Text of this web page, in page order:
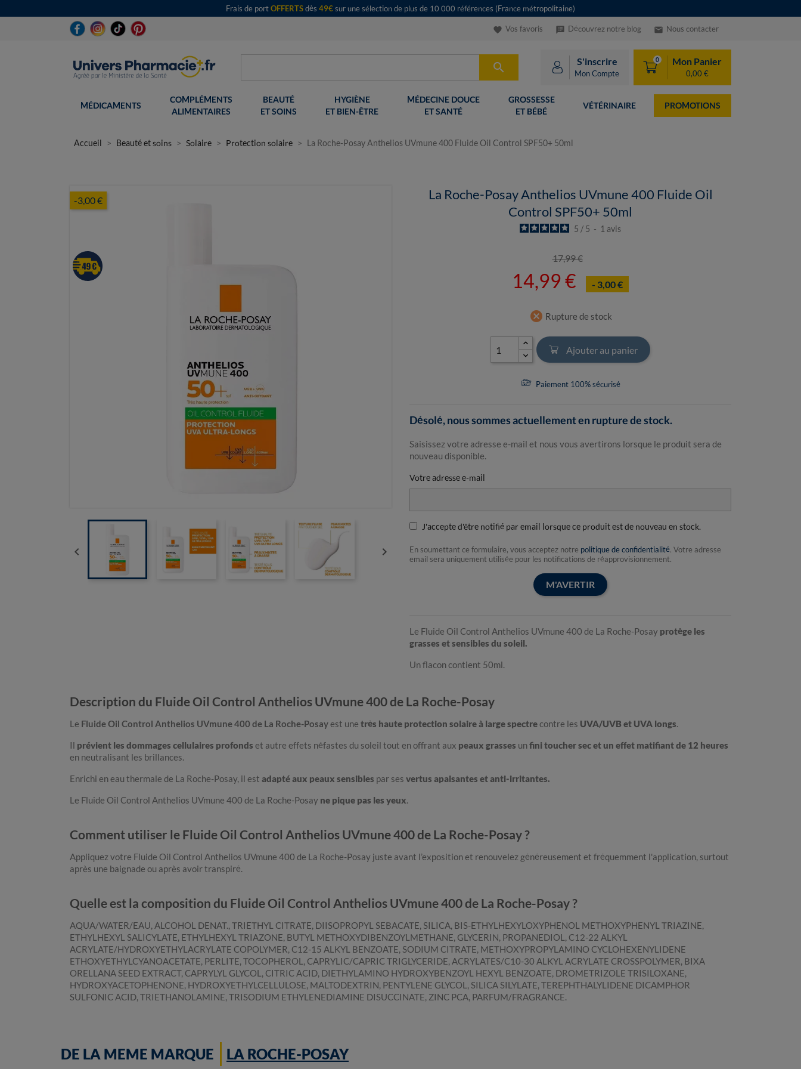
Frais de portOFFERTSdès 49€sur une sélection de plus de 10 000 références (France métropolitaine)
favorite Vos favoris speaker_notes Découvrez notre blog email Nous contacter
 S'inscrire
Mon Compte
0 Mon Panier
0,00 €
MÉDICAMENTS
COMPLÉMENTS
ALIMENTAIRES
BEAUTÉ
ET SOINS
HYGIÈNE
ET BIEN-ÊTRE
MÉDECINE DOUCE
ET SANTÉ
GROSSESSE
ET BÉBÉ
VÉTÉRINAIRE PROMOTIONS
Accueil Beauté et soins Solaire Protection solaire La Roche-Posay Anthelios UVmune 400 Fluide Oil Control SPF50+ 50ml
-3,00 €
 
La Roche-Posay Anthelios UVmune 400 Fluide Oil
Control SPF50+ 50ml
5 / 5 - 1 avis
17,99 €
14,99 € - 3,00 €
cancel Rupture de stock
Ajouter au panier
Paiement 100% sécurisé
Désolé, nous sommes actuellement en rupture de stock.
Saisissez votre adresse e-mail et nous vous avertirons lorsque le produit sera de
nouveau disponible.
Votre adresse e-mail
J'accepte d'être notifié par email lorsque ce produit est de nouveau en stock.
En soumettant ce formulaire, vous acceptez notre politique de confidentialité. Votre adresse
email sera uniquement utilisée pour les notifications de réapprovisionnement.
M'AVERTIR
Le Fluide Oil Control Anthelios UVmune 400 de La Roche-Posay protège les
grasses et sensibles du soleil.
Un flacon contient 50ml.
Description du Fluide Oil Control Anthelios UVmune 400 de La Roche-Posay
Le Fluide Oil Control Anthelios UVmune 400 de La Roche-Posayest une très haute protection solaire à large spectrecontre les UVA/UVB et UVA longs.
Il prévient les dommages cellulaires profonds et autre effets néfastes du soleil tout en offrant aux peaux grasses unfini toucher sec et un effet matifiant de 12 heures
en neutralisant les brillances.
Enrichi en eau thermale de La Roche-Posay, il est adapté aux peaux sensibles par ses vertus apaisantes et anti-irritantes.
Le Fluide Oil Control Anthelios UVmune 400 de La Roche-Posay ne pique pas les yeux.
Comment utiliser le Fluide Oil Control Anthelios UVmune 400 de La Roche-Posay ?
Appliquez votre Fluide Oil Control Anthelios UVmune 400 de La Roche-Posay juste avant l’exposition et renouvelez généreusement et fréquemment l'application, surtout
après une baignade ou après avoir transpiré.
Quelle est la composition du Fluide Oil Control Anthelios UVmune 400 de La Roche-Posay ?
AQUA/WATER/EAU, ALCOHOL DENAT., TRIETHYL CITRATE, DIISOPROPYL SEBACATE, SILICA, BIS-ETHYLHEXYLOXYPHENOL METHOXYPHENYL TRIAZINE,
ETHYLHEXYL SALICYLATE, ETHYLHEXYL TRIAZONE, BUTYL METHOXYDIBENZOYLMETHANE, GLYCERIN, PROPANEDIOL, C12-22 ALKYL
ACRYLATE/HYDROXYETHYLACRYLATE COPOLYMER, C12-15 ALKYL BENZOATE, SODIUM CITRATE, METHOXYPROPYLAMINO CYCLOHEXENYLIDENE
ETHOXYETHYLCYANOACETATE, PERLITE, TOCOPHEROL, CAPRYLIC/CAPRIC TRIGLYCERIDE, ACRYLATES/C10-30 ALKYL ACRYLATE CROSSPOLYMER, BIXA
ORELLANA SEED EXTRACT, CAPRYLYL GLYCOL, CITRIC ACID, DIETHYLAMINO HYDROXYBENZOYL HEXYL BENZOATE, DROMETRIZOLE TRISILOXANE,
HYDROXYACETOPHENONE, HYDROXYETHYLCELLULOSE, MALTODEXTRIN, PENTYLENE GLYCOL, SILICA SILYLATE, TEREPHTHALYLIDENE DICAMPHOR
SULFONIC ACID, TRIETHANOLAMINE, TRISODIUM ETHYLENEDIAMINE DISUCCINATE, ZINC PCA, PARFUM/FRAGRANCE.
DE LA MEME MARQUE LA ROCHE-POSAY